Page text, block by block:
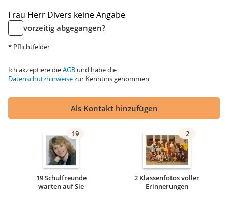
Frau Herr Divers keine Angabe
vorzeitig abgegangen?
* Pflichtfelder
Ich akzeptiere dieAGB und habe die
Datenschutzhinweisezur Kenntnis genommen.
Als Kontakt hinzufügen
19
19 Schulfreunde
warten auf Sie
2
2 Klassenfotos voller
Erinnerungen